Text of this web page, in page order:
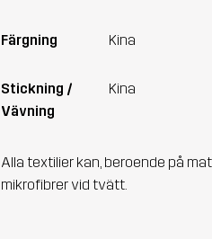
Färgning Kina
Stickning /
Vävning
Kina
Alla textilier kan, beroende på
mikrofibrer vid tvätt.